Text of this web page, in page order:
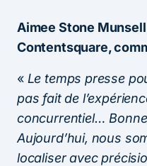
Aimee Stone
Contentsquare,
« Le temps presse
pas fait de
concurrentiel…
Aujourd’hui, nous
localiser avec